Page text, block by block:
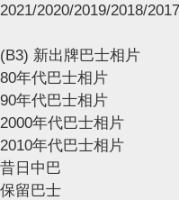
2021/2020/2019/2018/
(B3) 新出牌巴士相片
80年代巴士相片
90年代巴士相片
2000年代巴士相片
2010年代巴士相片
昔日中巴
保留巴士